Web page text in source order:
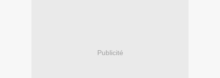
Publicité